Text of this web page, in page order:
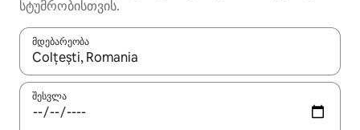
სტუმრობისთვის.
მდებარეობა
როცა შედეგები ხელმისაწვდომი გახდება, ნავიგაციისთვის
შესვლა